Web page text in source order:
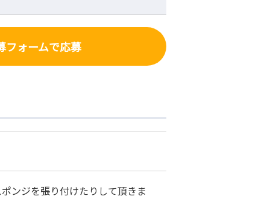
フォームで応募
ンジを張り付けたりして頂きま